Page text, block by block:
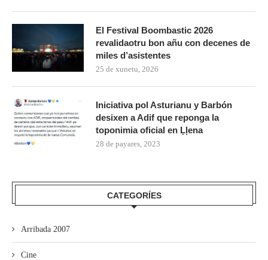
El Festival Boombastic 2026
revalidaotru bon añu con decenes de
miles d’asistentes
25 de xunetu, 2026
Iniciativa pol Asturianu y Barbón
desixen a Adif que reponga la
toponimia oficial en Ḷḷena
28 de payares, 2023
CATEGORÍES
Arribada 2007
Cine